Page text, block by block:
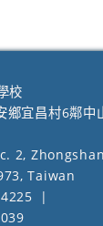
校
鄉宜昌村6鄰中
2,
Taiwan
|